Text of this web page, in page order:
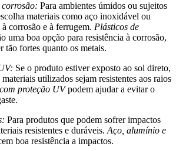
corrosão: Para ambientes úmidos ou sujeitos
materiais como aço inoxidável ou
corrosão e à ferrugem. Plásticos de
uma boa opção para resistência à corrosão,
tão fortes quanto os metais.
Se o produto estiver exposto ao sol direto,
utilizados sejam resistentes aos raios
proteção UVpodem ajudar a evitar o
Para produtos que podem sofrer impactos
resistentes e duráveis. Aço, alumínio e
boa resistência a impactos.